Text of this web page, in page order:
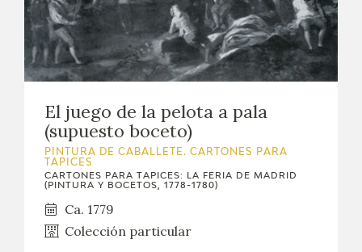
El juego de la pelota a pala
(supuesto boceto)
PINTURA DE CABALLETE. CARTONES PARA
TAPICES
CARTONES PARA TAPICES: LA FERIA DE MADRID
(PINTURA Y BOCETOS, 1778-1780)
Ca. 1779
Colección particular